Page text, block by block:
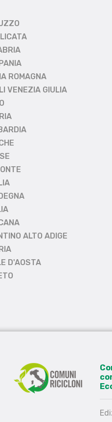
ROMAGNA
VENEZIA GIULIA
ALTO ADIGE
D'AOSTA